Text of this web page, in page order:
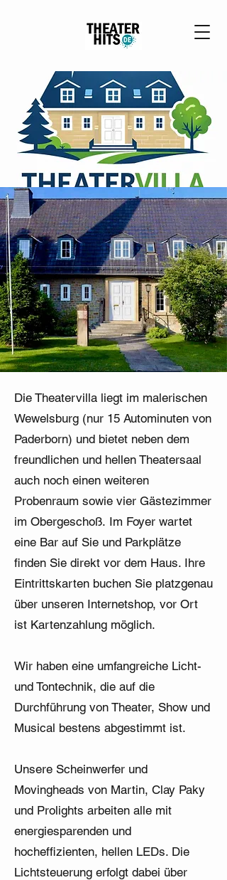
Die Theatervilla liegt im malerischen
Wewelsburg (nur 15 Autominuten von
Paderborn) und bietet neben dem
freundlichen und hellen Theatersaal
auch noch einen weiteren
Probenraum sowie vier Gästezimmer
im Obergeschoß. ​Im Foyer wartet
eine Bar auf Sie und Parkplätze
finden Sie direkt vor dem Haus. Ihre
Eintrittskarten buchen Sie platzgenau
über unseren Internetshop, vor Ort
ist Kartenzahlung möglich.
Wir haben eine umfangreiche Licht-
und Tontechnik, die auf die
Durchführung von Theater, Show und
Musical bestens abgestimmt ist.
Unsere Scheinwerfer und
Movingheads von Martin, Clay Paky
und Prolights arbeiten alle mit
energiesparenden und
hocheffizienten, hellen LEDs. Die
Lichtsteuerung erfolgt dabei über